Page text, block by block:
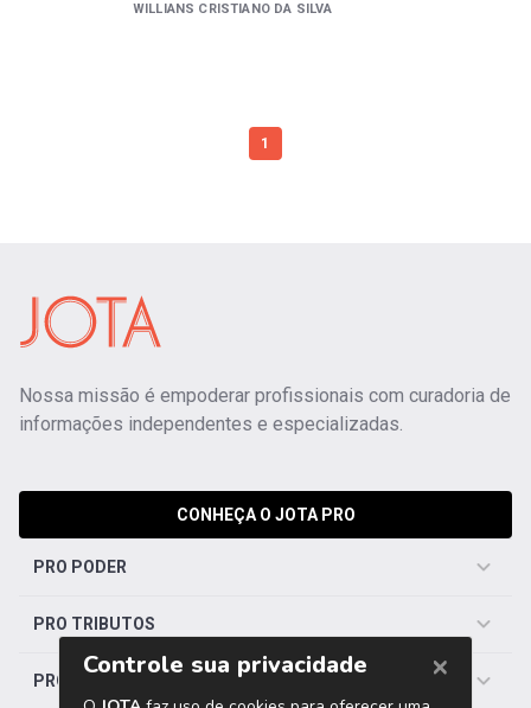
WILLIANS CRISTIANO DA SILVA
1
Nossa missão é empoderar profissionais com curadoria de
informações independentes e especializadas.
CONHEÇA O JOTA PRO
PRO PODER
PRO TRIBUTOS
PRO TRABALHISTA